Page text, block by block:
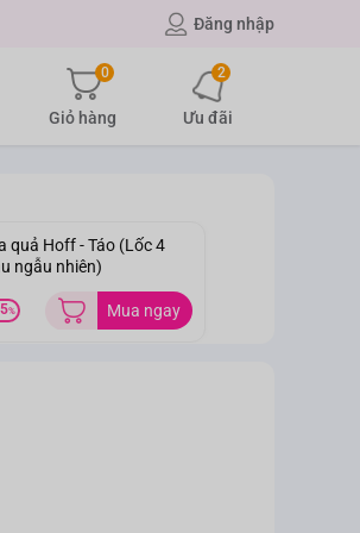
Đăng nhập
0
Giỏ hàng
2
Ưu đãi
quả Hoff - Táo (Lốc 4
ngẫu nhiên)
% Mua ngay